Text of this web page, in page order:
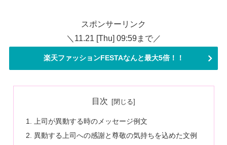
スポンサーリンク
＼11.21 [Thu] 09:59まで／
楽天ファッションFESTAなんと最大5倍！！
目次
上司が異動する時のメッセージ例文
異動する上司への感謝と尊敬の気持ちを込めた文例